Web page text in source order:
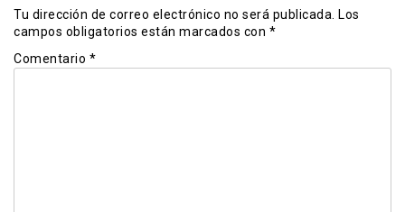
Tu dirección de correo electrónico no será publicada.
Los
campos obligatorios están marcados con *
Comentario *